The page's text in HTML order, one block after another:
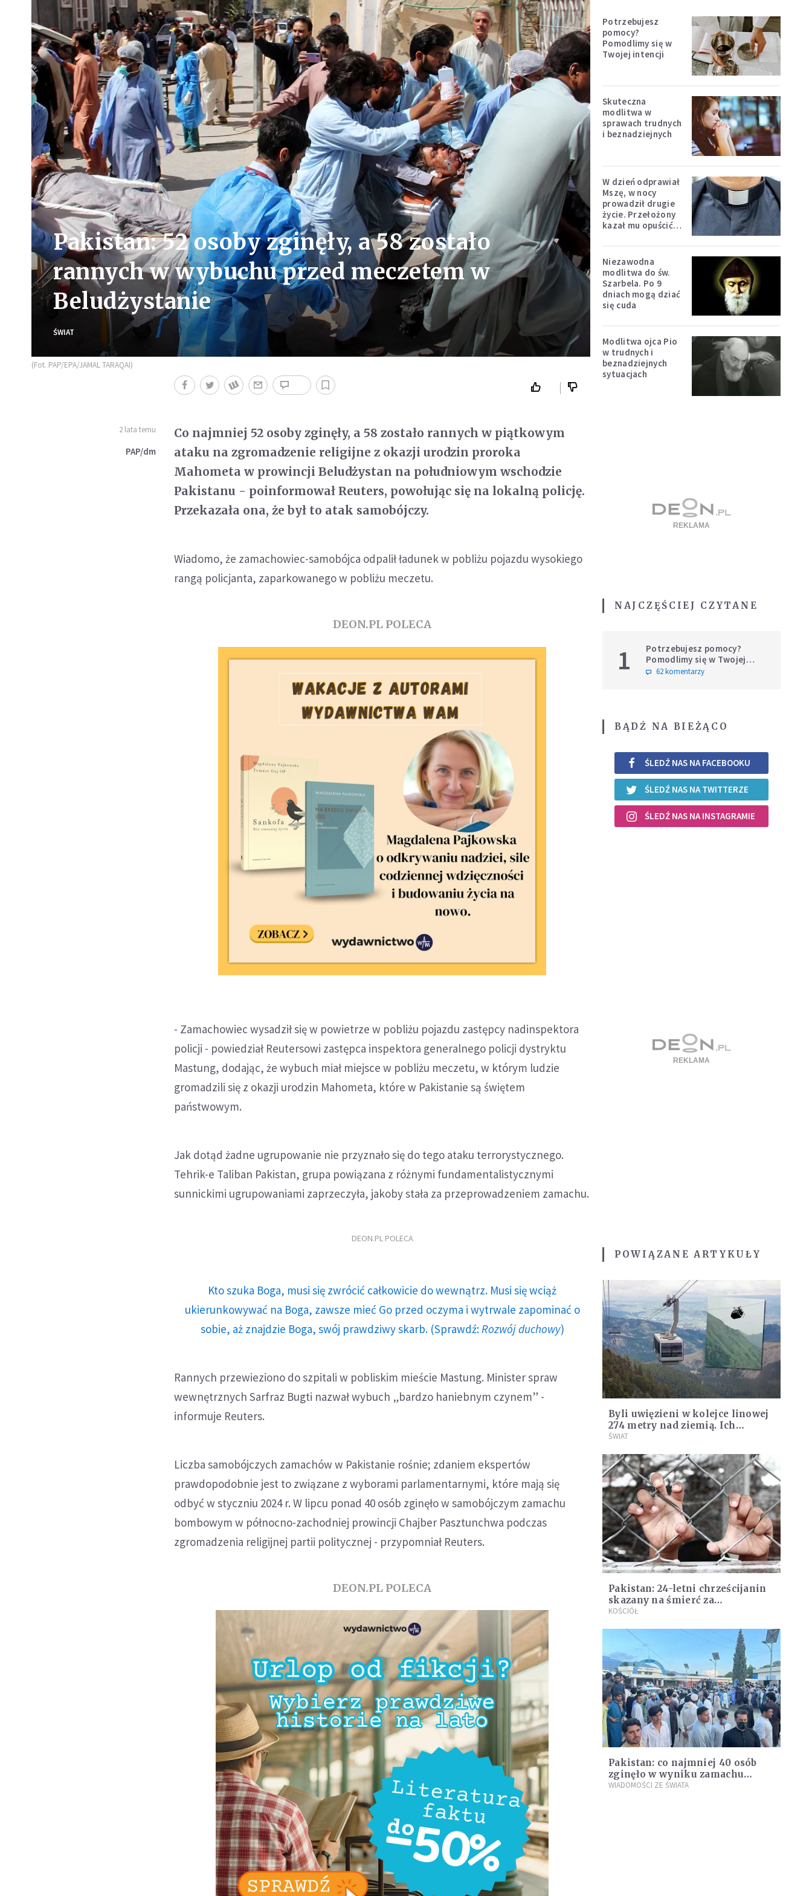
Pakistan: 52 osoby zginęły, a 58 zostało
rannych w wybuchu przed meczetem w
Beludżystanie
ŚWIAT
(Fot. PAP/EPA/JAMAL TARAQAI)
2 lata temu
PAP/dm
Co najmniej 52 osoby zginęły, a 58 zostało rannych w piątkowym
ataku na zgromadzenie religijne z okazji urodzin proroka
Mahometa w prowincji Beludżystan na południowym wschodzie
Pakistanu - poinformował Reuters, powołując się na lokalną policję.
Przekazała ona, że był to atak samobójczy.
Wiadomo, że zamachowiec-samobójca odpalił ładunek w pobliżu pojazdu wysokiego
rangą policjanta, zaparkowanego w pobliżu meczetu.
DEON.PL POLECA
- Zamachowiec wysadził się w powietrze w pobliżu pojazdu zastępcy nadinspektora
policji - powiedział Reutersowi zastępca inspektora generalnego policji dystryktu
Mastung, dodając, że wybuch miał miejsce w pobliżu meczetu, w którym ludzie
gromadzili się z okazji urodzin Mahometa, które w Pakistanie są świętem
państwowym.
Jak dotąd żadne ugrupowanie nie przyznało się do tego ataku terrorystycznego.
Tehrik-e Taliban Pakistan, grupa powiązana z różnymi fundamentalistycznymi
sunnickimi ugrupowaniami zaprzeczyła, jakoby stała za przeprowadzeniem zamachu.
DEON.PL POLECA
Kto szuka Boga, musi się zwrócić całkowicie do wewnątrz. Musi się wciąż
ukierunkowywać na Boga, zawsze mieć Go przed oczyma i wytrwale zapominać o
sobie, aż znajdzie Boga, swój prawdziwy skarb. (Sprawdź: Rozwój duchowy)
Rannych przewieziono do szpitali w pobliskim mieście Mastung. Minister spraw
wewnętrznych Sarfraz Bugti nazwał wybuch „bardzo haniebnym czynem” -
informuje Reuters.
Liczba samobójczych zamachów w Pakistanie rośnie; zdaniem ekspertów
prawdopodobnie jest to związane z wyborami parlamentarnymi, które mają się
odbyć w styczniu 2024 r. W lipcu ponad 40 osób zginęło w samobójczym zamachu
bombowym w północno-zachodniej prowincji Chajber Pasztunchwa podczas
zgromadzenia religijnej partii politycznej - przypomniał Reuters.
DEON.PL POLECA
Potrzebujesz
pomocy?
Pomodlimy się w
Twojej intencji
Skuteczna
modlitwa w
sprawach trudnych
i beznadziejnych
W dzień odprawiał
Mszę, w nocy
prowadził drugie
życie. Przełożony
kazał mu opuścić
Niezawodna
modlitwa do św.
Szarbela. Po 9
dniach mogą dziać
się cuda
Modlitwa ojca Pio
w trudnych i
beznadziejnych
sytuacjach
NAJCZĘŚCIEJ CZYTANE
1
Potrzebujesz pomocy?
Pomodlimy się w Twojej
intencji
62 komentarzy
BĄDŹ NA BIEŻĄCO
ŚLEDŹ NAS NA FACEBOOKU
ŚLEDŹ NAS NA TWITTERZE
ŚLEDŹ NAS NA INSTAGRAMIE
POWIĄZANE ARTYKUŁY
Byli uwięzieni w kolejce linowej
274 metry nad ziemią. Ich
wagonik wisiał długie godziny
ŚWIAT
Pakistan: 24-letni chrześcijanin
skazany na śmierć za
„bluźnierstwo”
KOŚCIÓŁ
Pakistan: co najmniej 40 osób
zginęło w wyniku zamachu
bombowego na wiecu partii
WIADOMOŚCI ZE ŚWIATA